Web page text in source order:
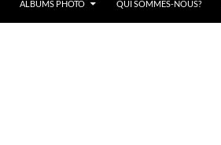
ALBUMS PHOTO QUI SOMMES-NOUS?